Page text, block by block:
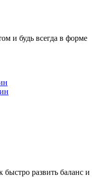
и будь всегда в форме
быстро развить баланс и